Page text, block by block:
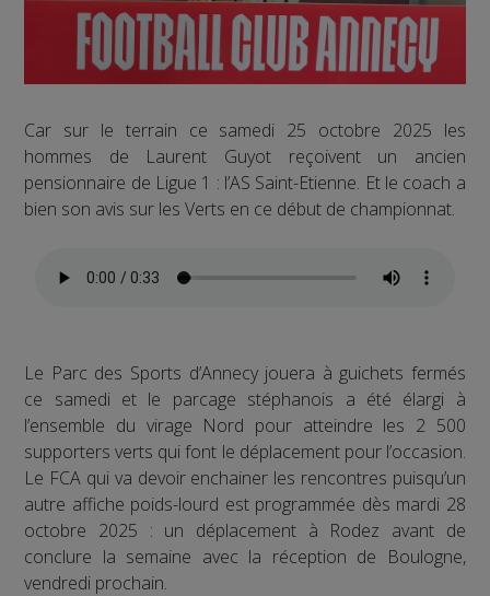
Car sur le terrain ce samedi 25 octobre 2025 les
hommes de Laurent Guyot reçoivent un ancien
pensionnaire de Ligue 1 : l’AS Saint-Etienne. Et le coach a
bien son avis sur les Verts en ce début de championnat.
Le Parc des Sports d’Annecy jouera à guichets fermés
ce samedi et le parcage stéphanois a été élargi à
l’ensemble du virage Nord pour atteindre les 2 500
supporters verts qui font le déplacement pour l’occasion.
Le FCA qui va devoir enchainer les rencontres puisqu’un
autre affiche poids-lourd est programmée dès mardi 28
octobre 2025 : un déplacement à Rodez avant de
conclure la semaine avec la réception de Boulogne,
vendredi prochain.